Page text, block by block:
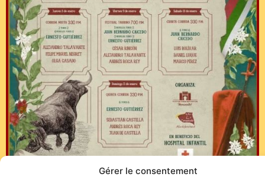
Gérer le consentement